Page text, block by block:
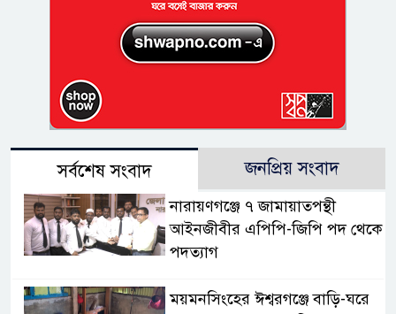
সর্বশেষ সংবাদ জনপ্রিয় সংবাদ
নারায়ণগঞ্জে ৭ জামায়াতপন্থী
আইনজীবীর এপিপি-জিপি পদ থেকে
পদত্যাগ
ময়মনসিংহের ঈশ্বরগঞ্জে বাড়ি-ঘরে